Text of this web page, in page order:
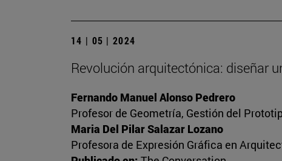
14 | 05 | 2024
Revolución arquitectónica: diseñar
Fernando Manuel Alonso Pedrero
Profesor de Geometría, Gestión del
Maria Del Pilar Salazar Lozano
Profesora de Expresión Gráfica en